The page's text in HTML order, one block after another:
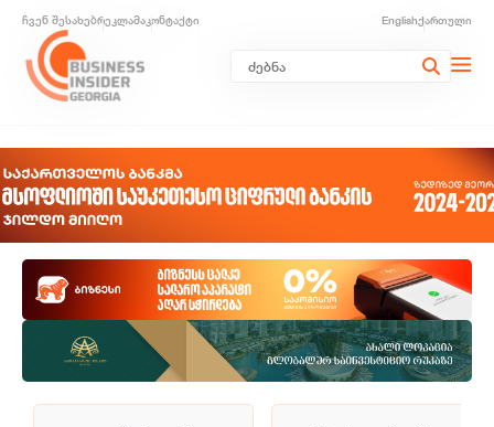
ჩვენ შესახებრეკლამაკონტაქტი Englishქართული